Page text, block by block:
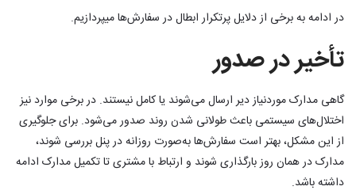
در ادامه به برخی از دلایل پرتکرار ابطال در سفارش‌ها میپردازیم.
تأخیر در صدور
گاهی مدارک موردنیاز دیر ارسال می‌شوند یا کامل نیستند. در برخی موارد نیز
اختلال‌های سیستمی باعث طولانی شدن روند صدور می‌شود. برای جلوگیری
از این مشکل، بهتر است سفارش‌ها به‌صورت روزانه در پنل بررسی شوند،
مدارک در همان روز بارگذاری شوند و ارتباط با مشتری تا تکمیل مدارک ادامه
داشته باشد.